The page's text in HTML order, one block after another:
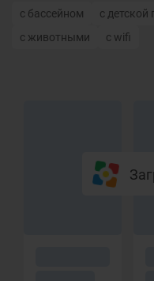
с бассейном с
с животными
с wifi